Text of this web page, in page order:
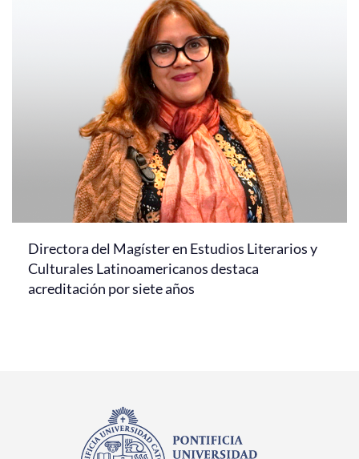
Directora del Magíster en Estudios Literarios y
Culturales Latinoamericanos destaca
acreditación por siete años